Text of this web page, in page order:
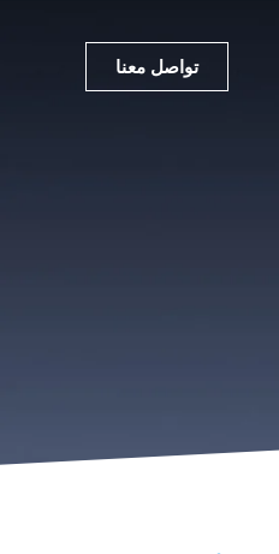
تواصل معنا